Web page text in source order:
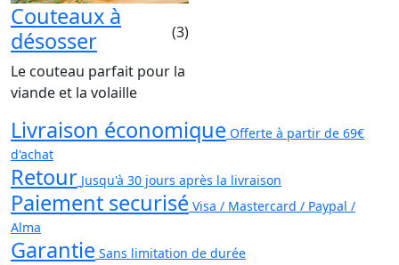
Couteaux à
désosser
(3)
Le couteau parfait pour la
viande et la volaille
Livraison économique Offerte à partir de 69€
d'achat
Retour Jusqu'à 30 jours après la livraison
Paiement securisé Visa / Mastercard / Paypal /
Alma
Garantie Sans limitation de durée